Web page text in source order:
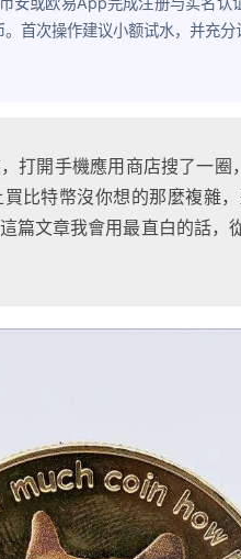
首次操作建议小额试水，并充分
打開手機應用商店搜了一
比特幣沒你想的那麼複雜
篇文章我會用最直白的話